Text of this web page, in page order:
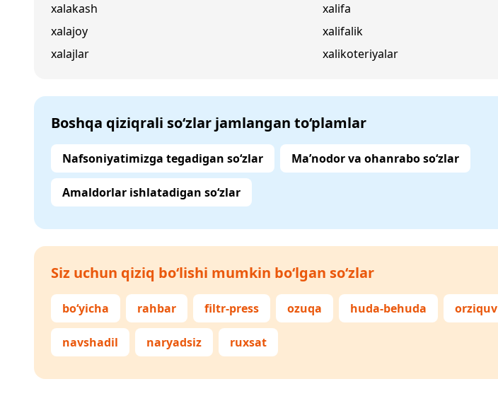
xalakash
xalajoy
xalajlar
xalifa
xalifalik
xalikoteriyalar
Boshqa qiziqrali so‘zlar jamlangan to‘plamlar
Nafsoniyatimizga tegadigan so‘zlar Ma’nodor va ohanrabo so‘zlar
Amaldorlar ishlatadigan so‘zlar
Siz uchun qiziq bo‘lishi mumkin bo‘lgan so‘zlar
bo‘yicha rahbar filtr-press ozuqa huda-behuda orziquv
navshadil naryadsiz ruxsat